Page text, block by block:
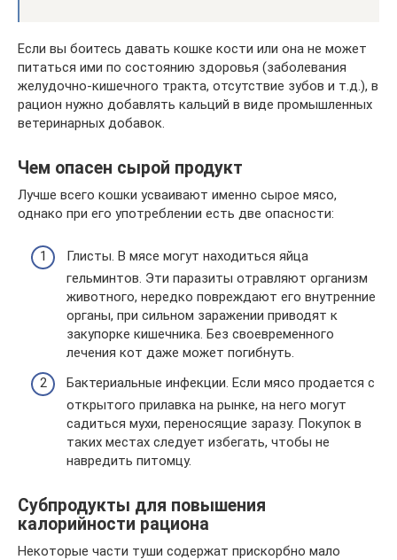
Если вы боитесь давать кошке кости или она не может
питаться ими по состоянию здоровья (заболевания
желудочно-кишечного тракта, отсутствие зубов и т.д.), в
рацион нужно добавлять кальций в виде промышленных
ветеринарных добавок.
Чем опасен сырой продукт
Лучше всего кошки усваивают именно сырое мясо,
однако при его употреблении есть две опасности:
Глисты. В мясе могут находиться яйца
гельминтов. Эти паразиты отравляют организм
животного, нередко повреждают его внутренние
органы, при сильном заражении приводят к
закупорке кишечника. Без своевременного
лечения кот даже может погибнуть.
Бактериальные инфекции. Если мясо продается с
открытого прилавка на рынке, на него могут
садиться мухи, переносящие заразу. Покупок в
таких местах следует избегать, чтобы не
навредить питомцу.
Субпродукты для повышения
калорийности рациона
Некоторые части туши содержат прискорбно мало